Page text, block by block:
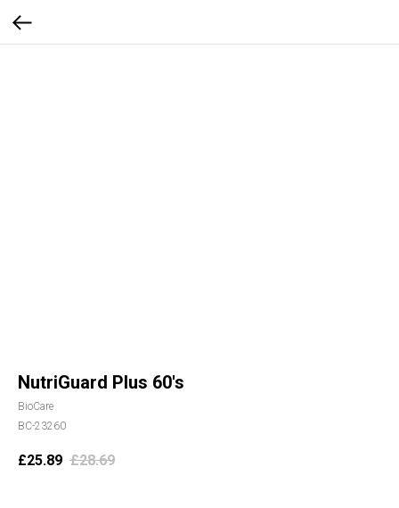
NutriGuard Plus 60's
BioCare
BC-23260
£25.89 £28.69